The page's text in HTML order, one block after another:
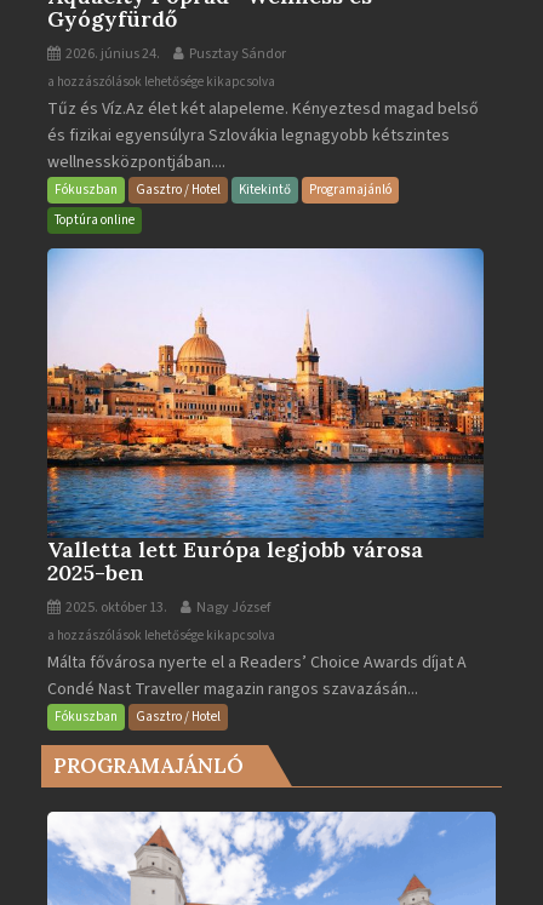
Gyógyfürdő
2026. június 24. Pusztay Sándor
Aquacity
Poprad
·
Wellness
és
Gyógyfürdő
a hozzászólások lehetősége kikapcsolva
Tűz és Víz.Az élet két alapeleme. Kényeztesd magad belső
és fizikai egyensúlyra Szlovákia legnagyobb kétszintes
wellnessközpontjában....
Fókuszban Gasztro / Hotel Kitekintő
Programajánló
Toptúra online
Valletta lett Európa legjobb városa
2025-ben
2025. október 13. Nagy József
Valletta
lett
Európa
legjobb
2025-
bejegyzéshez
a hozzászólások lehetősége kikapcsolva
Málta fővárosa nyerte el a Readers’ Choice Awards díjat A
Condé Nast Traveller magazin rangos szavazásán...
Fókuszban Gasztro / Hotel
PROGRAMAJÁNLÓ